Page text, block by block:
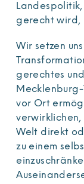
gerecht wird,
Wir setzen
gerechtes
Mecklenburg-
vor Ort
Welt direkt
zu einem